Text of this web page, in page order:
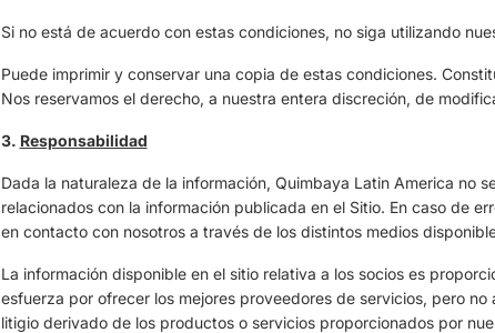
Si no está de acuerdo con estas condiciones, no siga utilizando
Puede imprimir y conservar una copia de estas condiciones.
Nos reservamos el derecho, a nuestra entera discreción, de
3. Responsabilidad
Dada la naturaleza de la información, Quimbaya Latin America no
relacionados con la información publicada en el Sitio. En caso de
en contacto con nosotros a través de los distintos medios
La información disponible en el sitio relativa a los socios es
esfuerza por ofrecer los mejores proveedores de servicios, pero
litigio derivado de los productos o servicios proporcionados por